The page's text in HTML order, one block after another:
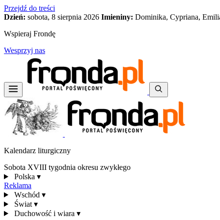
Przejdź do treści
Dzień: sobota, 8 sierpnia 2026 Imieniny: Dominika, Cypriana,
Wspieraj Frondę
Wesprzyj nas
Kalendarz liturgiczny
Sobota XVIII tygodnia okresu zwykłego
Polska ▾
Reklama
Wschód ▾
Świat ▾
Duchowość i wiara ▾